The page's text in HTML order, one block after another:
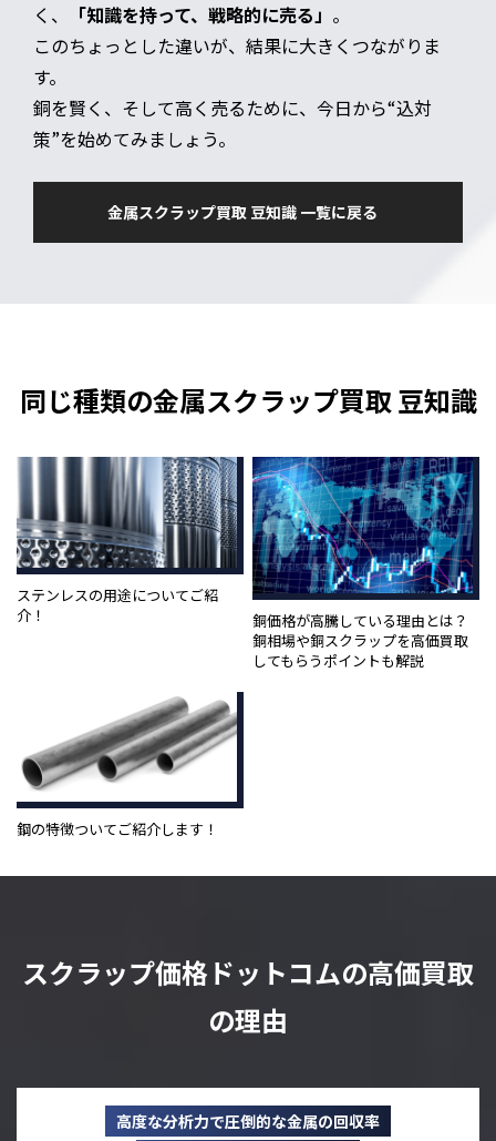
く、
「知識を持って、戦略的に売る」 。
このちょっとした違いが、結果に大きくつながりま
す。
銅を賢く、そして高く売るために、今日から“込対
策”を始めてみましょう。
金属スクラップ買取 豆知識 一覧に戻る
同じ種類の金属スクラップ買取 豆知識
ステンレスの用途についてご紹
介！
銅価格が高騰している理由とは？
銅相場や銅スクラップを高価買取
してもらうポイントも解説
鋼の特徴ついてご紹介します！
スクラップ価格ドットコムの高価買取
の理由
高度な分析力で圧倒的な金属の回収率